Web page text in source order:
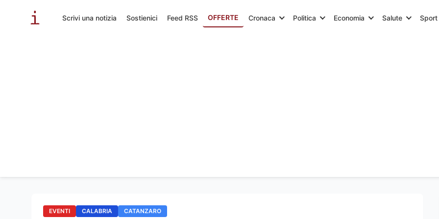
Scrivi una notizia Sostienici Feed RSS OFFERTE Cronaca Politica Economia Salute Sport
EVENTI CALABRIA CATANZARO